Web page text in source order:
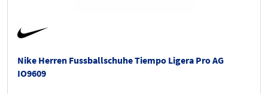
Nike Herren Fussballschuhe Tiempo Ligera Pro AG
IO9609